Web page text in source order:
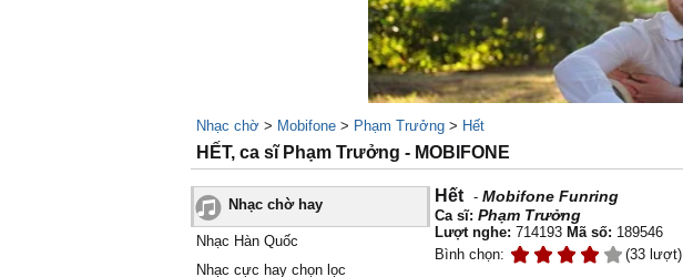
Nhạc chờ > Mobifone > Phạm Trưởng > Hết
HẾT, ca sĩ Phạm Trưởng - MOBIFONE
Nhạc chờ hay
Nhạc Hàn Quốc
Nhạc cực hay chọn lọc
Hết - Mobifone Funring
Ca sĩ: Phạm Trưởng
Lượt nghe: 714193 Mã số: 189546
Bình chọn:
(33 lượt)